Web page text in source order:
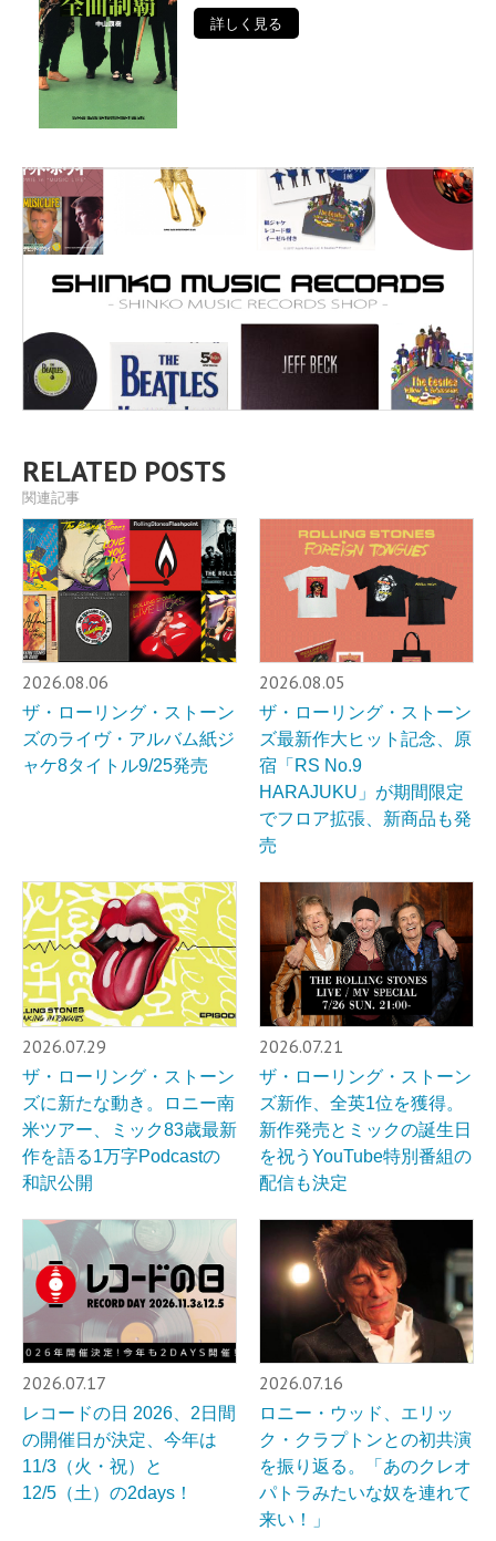
詳しく見る
RELATED POSTS
関連記事
2026.08.06
ザ・ローリング・ストーン
ズのライヴ・アルバム紙ジ
ャケ8タイトル9/25発売
2026.08.05
ザ・ローリング・ストーン
ズ最新作大ヒット記念、原
宿「RS No.9
HARAJUKU」が期間限定
でフロア拡張、新商品も発
売
2026.07.29
ザ・ローリング・ストーン
ズに新たな動き。ロニー南
米ツアー、ミック83歳最新
作を語る1万字Podcastの
和訳公開
2026.07.21
ザ・ローリング・ストーン
ズ新作、全英1位を獲得。
新作発売とミックの誕生日
を祝うYouTube特別番組の
配信も決定
2026.07.17
レコードの⽇ 2026、2日間
の開催日が決定、今年は
11/3（火・祝）と
12/5（土）の2days！
2026.07.16
ロニー・ウッド、エリッ
ク・クラプトンとの初共演
を振り返る。「あのクレオ
パトラみたいな奴を連れて
来い！」